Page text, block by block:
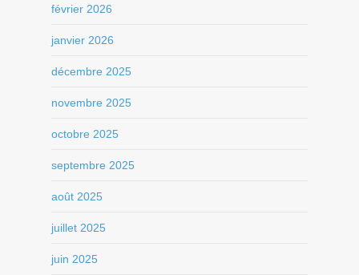
février 2026
janvier 2026
décembre 2025
novembre 2025
octobre 2025
septembre 2025
août 2025
juillet 2025
juin 2025